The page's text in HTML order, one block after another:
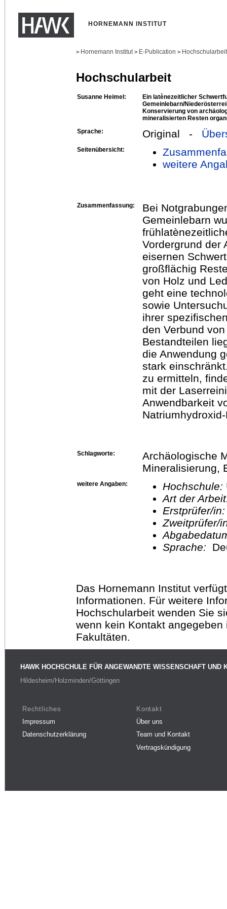
HORNEMANN INSTITUT
> Hornemann Institut > E-Publication >
Hochschularbeit
Susanne Heimel:
Ein latènezeitlicher
Gemeinlebarn/
Konservierung von
mineralisierten Resten
Sprache:
Original -
Seitenübersicht:
weitere
Zusammenfassung:
Bei
Gemeinlebarn
Vordergrund der
eisernen
großflächig
von Holz und
geht eine
sowie
ihrer
den Verbund
Bestandteilen
die Anwendung
stark
zu ermitteln,
mit der
Anwendbarkeit
Schlagworte:
Archäologische
Mineralisierung,
weitere Angaben: Hochschule:
Art der
Erstprüfer/
Sprache:
Das Hornemann Institut
Informationen. Für weitere
Hochschularbeit wenden Sie
wenn kein Kontakt
Fakultäten.
HAWK HOCHSCHULE FÜR ANGEWANDTE WISSENSCHAFT UND
Hildesheim/Holzminden/Göttingen
Rechtliches
Impressum
Datenschutzerklärung
Kontakt
Über uns
Team und Kontakt
Vertragskündigung